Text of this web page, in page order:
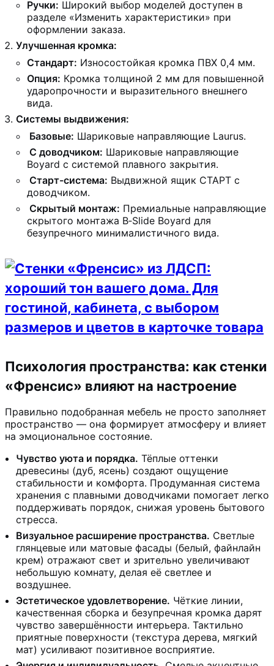
Ручки: Широкий выбор моделей доступен в
разделе «Изменить характеристики» при
оформлении заказа.
Улучшенная кромка:
Стандарт: Износостойкая кромка ПВХ 0,4 мм.
Опция: Кромка толщиной 2 мм для повышенной
ударопрочности и выразительного внешнего
вида.
Системы выдвижения:
Базовые: Шариковые направляющие Laurus.
С доводчиком: Шариковые направляющие
Boyard с системой плавного закрытия.
Старт-система: Выдвижной ящик СТАРТ с
доводчиком.
Скрытый монтаж: Премиальные направляющие
скрытого монтажа B‑Slide Boyard для
безупречного минималистичного вида.
Психология пространства: как стенки
«Френсис» влияют на настроение
Правильно подобранная мебель не просто заполняет
пространство — она формирует атмосферу и влияет
на эмоциональное состояние.
Чувство уюта и порядка. Тёплые оттенки
древесины (дуб, ясень) создают ощущение
стабильности и комфорта. Продуманная система
хранения с плавными доводчиками помогает легко
поддерживать порядок, снижая уровень бытового
стресса.
Визуальное расширение пространства. Светлые
глянцевые или матовые фасады (белый, файнлайн
крем) отражают свет и зрительно увеличивают
небольшую комнату, делая её светлее и
воздушнее.
Эстетическое удовлетворение. Чёткие линии,
качественная сборка и безупречная кромка дарят
чувство завершённости интерьера. Тактильно
приятные поверхности (текстура дерева, мягкий
мат) усиливают позитивное восприятие.